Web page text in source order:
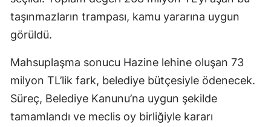
taşınmazların trampası, kamu yararına uygun
görüldü.
Mahsuplaşma sonucu Hazine lehine oluşan 73
milyon TL’lik fark, belediye bütçesiyle ödenecek.
Süreç, Belediye Kanunu’na uygun şekilde
tamamlandı ve meclis oy birliğiyle kararı